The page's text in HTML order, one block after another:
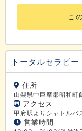
こ
トータルセラピ
住所
山梨県中巨摩郡昭和
アクセス
甲府駅よりシャトルバ
営業時間